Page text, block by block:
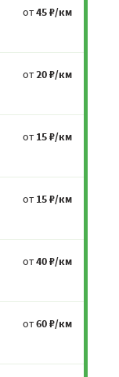
от45 ₽/км
от20 ₽/км
от 15 ₽/км
от 15 ₽/км
от40 ₽/км
от60 ₽/км